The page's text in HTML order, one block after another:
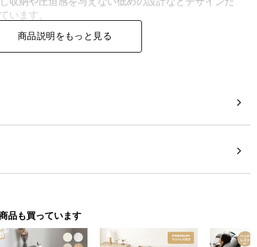
います。
商品説明をもっと見る
品も買っています